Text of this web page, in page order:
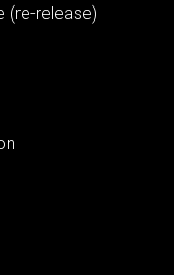
(re-release)